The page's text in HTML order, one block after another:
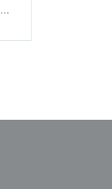
胡彦斌 Tiger Hu – 無畏戰士 Fearless Soldiers